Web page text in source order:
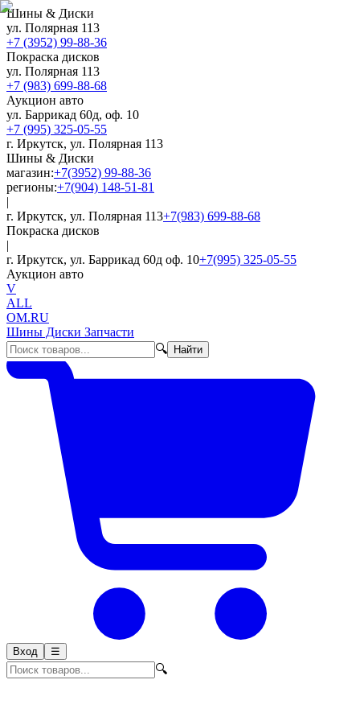
Шины & Диски
ул. Полярная 113
+7 (3952) 99-88-36
Покраска дисков
ул. Полярная 113
+7 (983) 699-88-68
Аукцион авто
ул. Баррикад 60д, оф. 10
+7 (995) 325-05-55
г. Иркутск, ул. Полярная 113
Шины & Диски
магазин:+7(3952) 99-88-36
регионы:+7(904) 148-51-81
|
г. Иркутск, ул. Полярная 113+7(983) 699-88-68
Покраска дисков
|
г. Иркутск, ул. Баррикад 60д оф. 10+7(995) 325-05-55
Аукцион авто
V
ALL
OM.RU
Шины Диски Запчасти
🔍
Найти
Вход ☰
🔍